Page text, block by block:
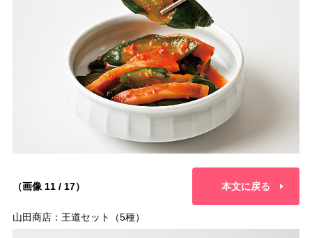
（画像 11 / 17） 本文に戻る
山田商店：王道セット（5種）